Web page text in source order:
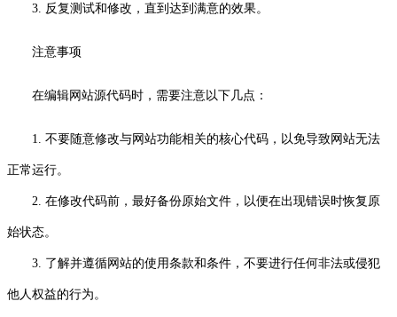
3. 反复测试和修改，直到达到满意的效果。
注意事项
在编辑网站源代码时，需要注意以下几点：
1. 不要随意修改与网站功能相关的核心代码，以免导致网站无法
正常运行。
2. 在修改代码前，最好备份原始文件，以便在出现错误时恢复原
始状态。
3. 了解并遵循网站的使用条款和条件，不要进行任何非法或侵犯
他人权益的行为。